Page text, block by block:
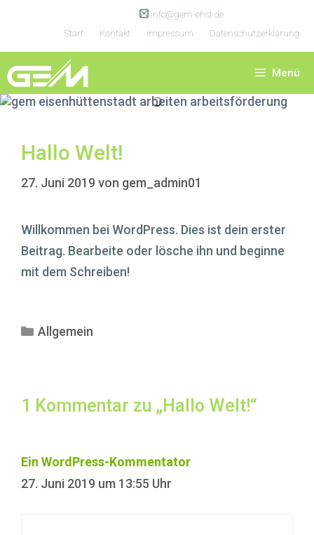
springen
info@gem-ehst.de
Start
Kontakt Impressum Datenschutzerklärung
Menü
Hallo Welt!
27. Juni 2019 von gem_admin01
Willkommen bei WordPress. Dies ist dein erster
Beitrag. Bearbeite oder lösche ihn und beginne
mit dem Schreiben!
Kategorien
Allgemein
1 Kommentar zu „Hallo Welt!“
Ein WordPress-Kommentator
27. Juni 2019 um 13:55 Uhr